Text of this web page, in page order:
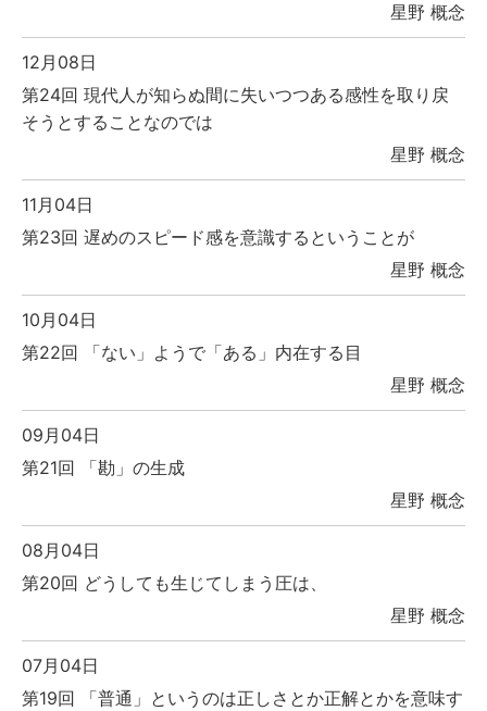
星野 概念
12月08日
第24回 現代人が知らぬ間に失いつつある感性を取り戻
そうとすることなのでは
星野 概念
11月04日
第23回 遅めのスピード感を意識するということが
星野 概念
10月04日
第22回 「ない」ようで「ある」内在する目
星野 概念
09月04日
第21回 「勘」の生成
星野 概念
08月04日
第20回 どうしても生じてしまう圧は、
星野 概念
07月04日
第19回 「普通」というのは正しさとか正解とかを意味す